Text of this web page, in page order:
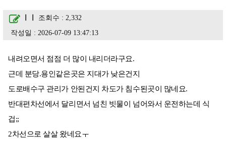
조회수 : 2,332
작성일 : 2026-07-09 13:47:13
내려오면서 점점 더 많이 내리더라구요.
근데 분당.용인같은곳은 지대가 낮은건지
도로배수구 관리가 안된건지 차도가 침수된곳이 많네요.
반대편차선에서 달리면서 넘친 빗물이 넘어와서 운전하는데 식
겁;;
2차선으로 살살 왔네요ㅜ